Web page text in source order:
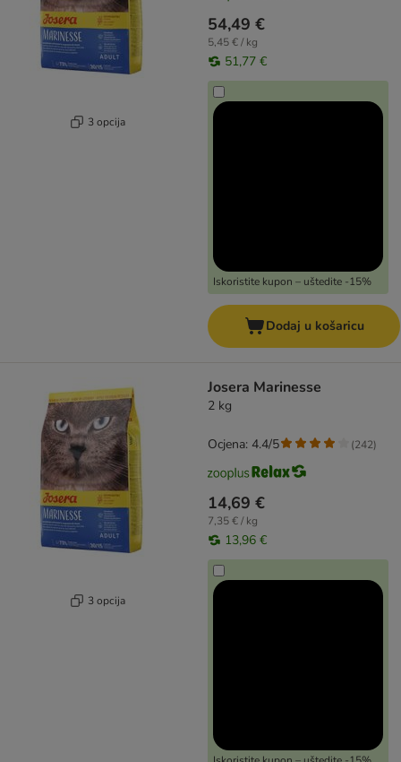
3 opcija
54,49 €
5,45 € / kg
51,77 €
Iskoristite kupon – uštedite -15%
Dodaj u košaricu
3 opcija
Josera Marinesse
2 kg
14,69 €
7,35 € / kg
13,96 €
Ocjena: 4.4/5 (242)